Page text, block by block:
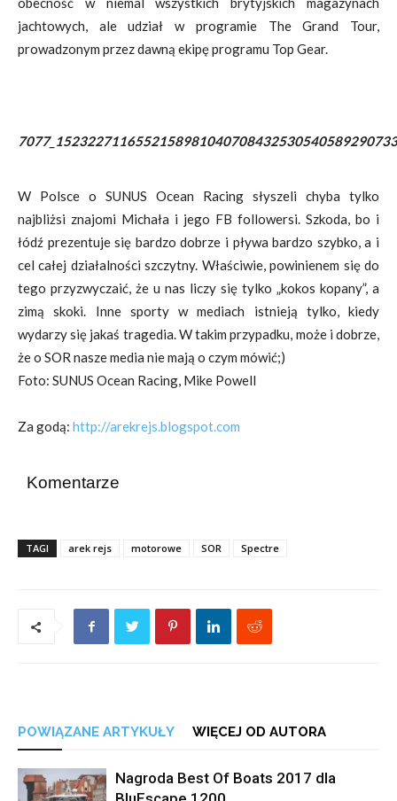
jachtowych, ale udział w programie The Grand Tour,
prowadzonym przez dawną ekipę programu Top Gear.
W Polsce o SUNUS Ocean Racing słyszeli chyba tylko
najbliżsi znajomi Michała i jego FB followersi. Szkoda, bo i
łódź prezentuje się bardzo dobrze i pływa bardzo szybko, a i
cel całej działalności szczytny. Właściwie, powinienem się do
tego przyzwyczaić, że u nas liczy się tylko „kokos kopany”, a
zimą skoki. Inne sporty w mediach istnieją tylko, kiedy
wydarzy się jakaś tragedia. W takim przypadku, może i dobrze,
że o SOR nasze media nie mają o czym mówić;)
Foto: SUNUS Ocean Racing, Mike Powell
Za godą: http://arekrejs.blogspot.com
Komentarze
TAGI arek rejs motorowe SOR Spectre
POWIĄZANE ARTYKUŁY WIĘCEJ OD AUTORA
Nagroda Best Of Boats 2017 dla